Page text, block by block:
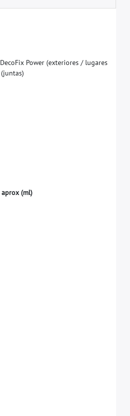
DecoFix Power (exteriores / lugares
(juntas)
aprox (ml)